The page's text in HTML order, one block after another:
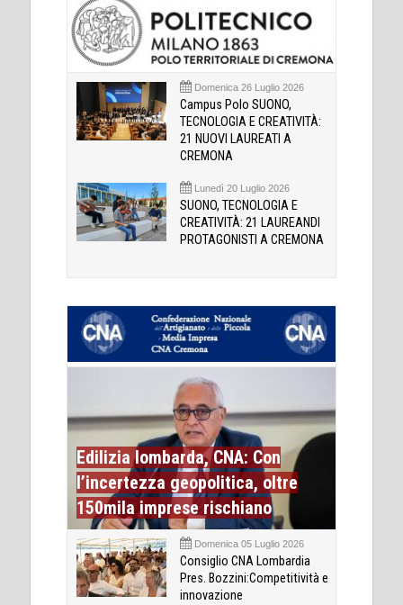
Domenica 26 Luglio 2026
Campus Polo SUONO,
TECNOLOGIA E CREATIVITÀ:
21 NUOVI LAUREATI A
CREMONA
Lunedì 20 Luglio 2026
SUONO, TECNOLOGIA E
CREATIVITÀ: 21 LAUREANDI
PROTAGONISTI A CREMONA
Edilizia lombarda, CNA: Con
l’incertezza geopolitica, oltre
150mila imprese rischiano
Domenica 05 Luglio 2026
Consiglio CNA Lombardia
Pres. Bozzini:Competitività e
innovazione